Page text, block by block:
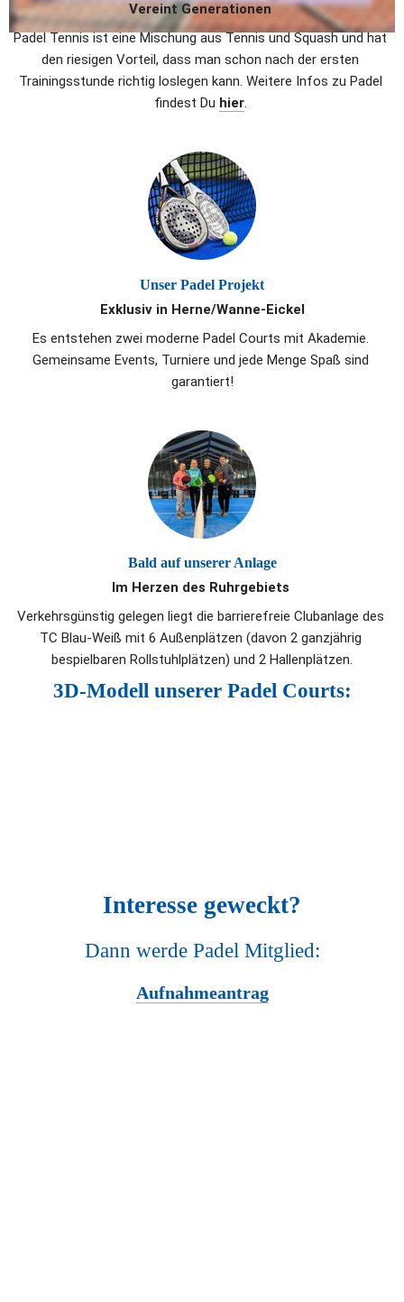
Vereint Generationen
Padel Tennis ist eine Mischung aus Tennis und Squash und hat
den riesigen Vorteil, dass man schon nach der ersten
Trainingsstunde richtig loslegen kann. Weitere Infos zu Padel
findest Du hier.
Unser Padel Projekt
Exklusiv in Herne/Wanne-Eickel
Es entstehen zwei moderne Padel Courts mit Akademie.
Gemeinsame Events, Turniere und jede Menge Spaß sind
garantiert!
Bald auf unserer Anlage
Im Herzen des Ruhrgebiets
Verkehrsgünstig gelegen liegt die barrierefreie Clubanlage des
TC Blau-Weiß mit 6 Außenplätzen (davon 2 ganzjährig
bespielbaren Rollstuhlplätzen) und 2 Hallenplätzen.
3D-Modell unserer Padel Courts:
Interesse geweckt?
Dann werde Padel Mitglied:
Aufnahmeantrag